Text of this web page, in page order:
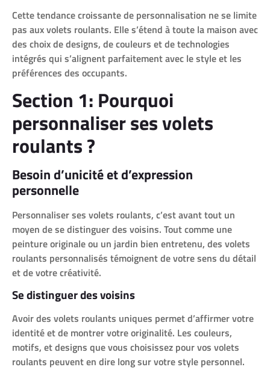
Cette tendance croissante de personnalisation ne se limite
pas aux volets roulants. Elle s’étend à toute la maison avec
des choix de designs, de couleurs et de technologies
intégrés qui s’alignent parfaitement avec le style et les
préférences des occupants.
Section 1: Pourquoi
personnaliser ses volets
roulants ?
Besoin d’unicité et d’expression
personnelle
Personnaliser ses volets roulants, c’est avant tout un
moyen de se distinguer des voisins. Tout comme une
peinture originale ou un jardin bien entretenu, des volets
roulants personnalisés témoignent de votre sens du détail
et de votre créativité.
Se distinguer des voisins
Avoir des volets roulants uniques permet d’affirmer votre
identité et de montrer votre originalité. Les couleurs,
motifs, et designs que vous choisissez pour vos volets
roulants peuvent en dire long sur votre style personnel.